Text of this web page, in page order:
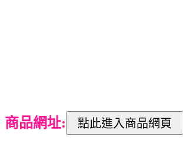
商品網址: